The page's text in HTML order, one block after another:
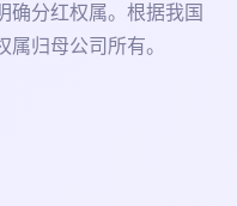
确分红权属。根据我国
归母公司所有。